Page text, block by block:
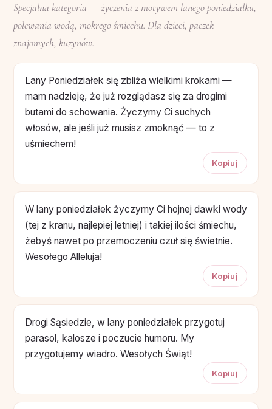
Specjalna kategoria — życzenia z motywem lanego poniedziałku,
polewania wodą, mokrego śmiechu. Dla dzieci, paczek
znajomych, kuzynów.
Lany Poniedziałek się zbliża wielkimi krokami —
mam nadzieję, że już rozglądasz się za drogimi
butami do schowania. Życzymy Ci suchych
włosów, ale jeśli już musisz zmoknąć — to z
uśmiechem!
Kopiuj
W lany poniedziałek życzymy Ci hojnej dawki wody
(tej z kranu, najlepiej letniej) i takiej ilości śmiechu,
żebyś nawet po przemoczeniu czuł się świetnie.
Wesołego Alleluja!
Kopiuj
Drogi Sąsiedzie, w lany poniedziałek przygotuj
parasol, kalosze i poczucie humoru. My
przygotujemy wiadro. Wesołych Świąt!
Kopiuj